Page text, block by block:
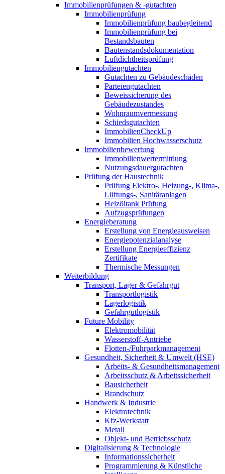
Immobilienprüfungen & -gutachten
Immobilienprüfung
Immobilienprüfung baubegleitend
Immobilienprüfung bei
Bestandsbauten
Bautenstandsdokumentation
Luftdichtheitsprüfung
Immobiliengutachten
Gutachten zu Gebäudeschäden
Parteiengutachten
Beweissicherung des
Gebäudezustandes
Wohnraumvermessung
Schiedsgutachten
ImmobilienCheckUp
Immobilien Hochwasserschutz
Immobilienbewertung
Immobilienwertermittlung
Nutzungsdauergutachten
Prüfung der Haustechnik
Prüfung Elektro-, Heizung-, Klima-,
Lüftungs-, Sanitäranlagen
Heizöltank Prüfung
Aufzugsprüfungen
Energieberatung
Erstellung von Energieausweisen
Energiepotenzialanalyse
Erstellung Energieeffizienz
Zertifikate
Thermische Messungen
Weiterbildung
Transport, Lager & Gefahrgut
Transportlogistik
Lagerlogistik
Gefahrgutlogistik
Future Mobility
Elektromobilität
Wasserstoff-Antriebe
Flotten-/Fuhrparkmanagement
Gesundheit, Sicherheit & Umwelt (HSE)
Arbeits- & Gesundheitsmanagement
Arbeitsschutz & Arbeitssicherheit
Bausicherheit
Brandschutz
Handwerk & Industrie
Elektrotechnik
Kfz-Werkstatt
Metall
Objekt- und Betriebsschutz
Digitalisierung & Technologie
Informationssicherheit
Programmierung & Künstliche